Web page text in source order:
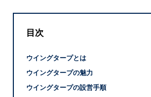
目次
ウイングタープとは
ウイングタープの魅力
ウイングタープの設営手順